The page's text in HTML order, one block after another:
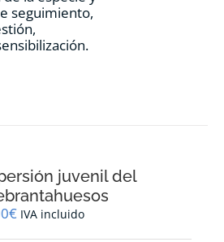
seguimiento,
juvenil del
€ IVA incluido